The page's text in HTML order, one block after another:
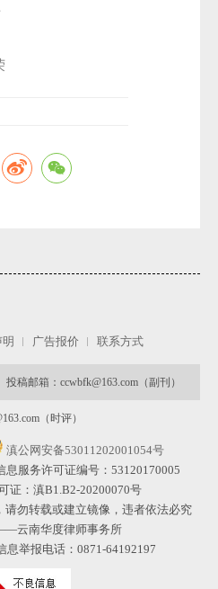
广告报价 联系方式
稿邮箱：ccwbfk@163.com（副刊）
（时评）
滇公网安备53011202001054号
服务许可证编号：53120170005
证：滇B1.B2-20200070号
勿转载或建立镜像，违者依法必究
云南华度律师事务所
息举报电话：0871-64192197